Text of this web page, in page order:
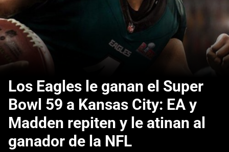
Los Eagles le ganan el Super
Bowl 59 a Kansas City: EA y
Madden repiten y le atinan al
ganador de la NFL